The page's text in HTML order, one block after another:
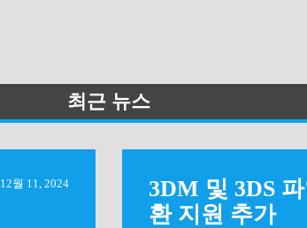
최근 뉴스
12월 11, 2024
3DM 및 3DS
환 지원 추가